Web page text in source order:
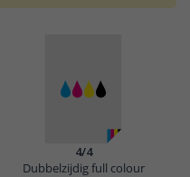
4/4
Dubbelzijdig full colour